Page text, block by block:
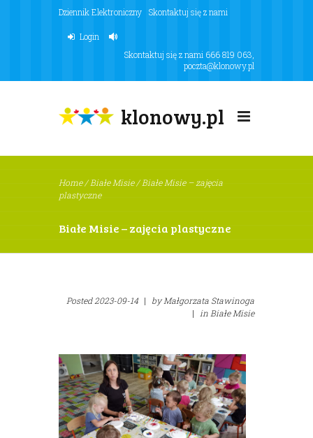
Dziennik Elektroniczny Skontaktuj się z nami
Login
Skontaktuj się z nami 666 819 063
poczta@klonowy.pl
klonowy.pl
Home/Białe Misie/Białe Misie – zajęcia
plastyczne
Białe Misie – zajęcia plastyczne
Posted2023-09-14 | byMałgorzata Stawinoga
| inBiałe Misie